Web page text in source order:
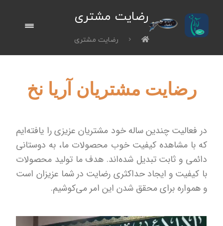
رضایت مشتری
رضایت مشتری
رضایت مشتریان آریا نخ
در فعالیت چندین ساله خود مشتریان عزیزی را یافته‌ایم
که با مشاهده کیفیت خوب محصولات ما، به دوستانی
دائمی و ثابت تبدیل شده‌اند. هدف ما تولید محصولات
با کیفیت و ایجاد حداکثری رضایت در شما عزیزان است
و همواره برای محقق شدن این امر می‌کوشیم.